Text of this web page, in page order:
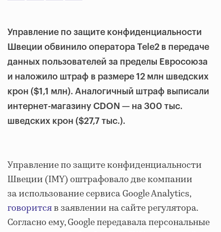
Управление по защите конфиденциальности
Швеции обвинило оператора Tele2 в передаче
данных пользователей за пределы Евросоюза
и наложило штраф в размере 12 млн шведских
крон ​​($1,1 млн). Аналогичный штраф выписали
интернет-магазину CDON — на 300 тыс.
шведских крон ($27,7 тыс.).
Управление по защите конфиденциальности
Швеции (IMY) оштрафовало две компании
за использование сервиса Google Analytics,
говоритсяв заявлении на сайте регулятора.
Согласно ему, Google передавала персональные